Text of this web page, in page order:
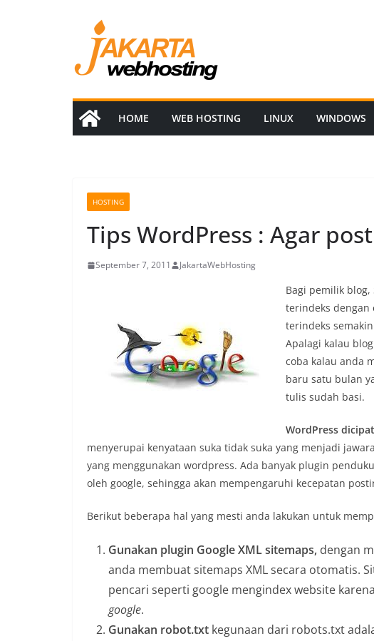
HOME WEB HOSTING LINUX WINDOWS
HOSTING
Tips WordPress : Agar
September 7, 2011 JakartaWebHosting
Bagi pemilik
terindeks dengan
terindeks
Apalagi kalau
coba kalau anda
baru satu bulan
tulis sudah basi.
WordPress
menyerupai kenyataan suka tidak suka yang menjadi
yang menggunakan wordpress. Ada banyak plugin
oleh google, sehingga akan mempengaruhi kecepatan
Berikut beberapa hal yang mesti anda lakukan untuk
Gunakan plugin Google XML sitemaps, dengan
anda membuat sitemaps XML secara otomatis.
pencari seperti google mengindex website
google.
Gunakan robot.txt kegunaan dari robots.txt